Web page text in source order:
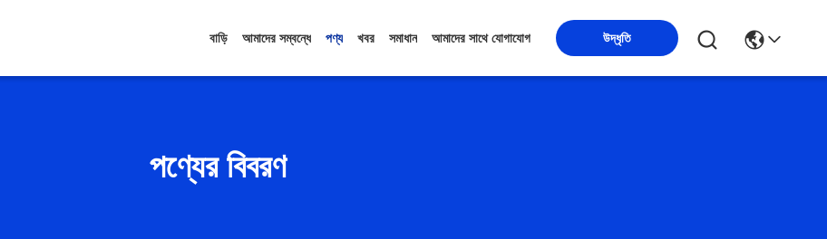
বাড়ি আমাদের সম্বন্ধে পণ্য খবর সমাধান আমাদের সাথে যোগাযোগ উদ্ধৃতি
পণ্যের বিবরণ